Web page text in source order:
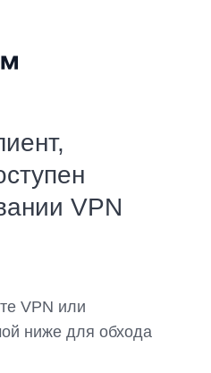
VPN
VPN или
ниже для обхода